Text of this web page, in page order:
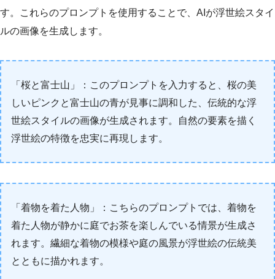
す。これらのプロンプトを使用することで、AIが浮世絵スタイ
ルの画像を生成します。
「桜と富士山」：このプロンプトを入力すると、桜の美
しいピンクと富士山の青が見事に調和した、伝統的な浮
世絵スタイルの画像が生成されます。自然の要素を描く
浮世絵の特徴を忠実に再現します。
「着物を着た人物」：こちらのプロンプトでは、着物を
着た人物が静かに庭でお茶を楽しんでいる情景が生成さ
れます。繊細な着物の模様や庭の風景が浮世絵の伝統美
とともに描かれます。